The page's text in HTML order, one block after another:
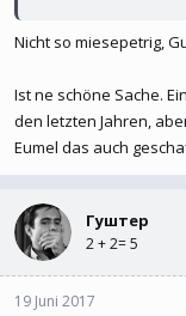
Nicht so miesepetrig,
Ist ne schöne Sache.
den letzten Jahren,
Eumel das auch
Гуштер
2 + 2= 5
19 Juni 2017